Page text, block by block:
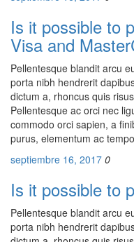
Is it possible to
Visa and
Pellentesque blandit arcu
porta nibh hendrerit
dictum a, rhoncus quis
Pellentesque ac orci nec
commodo orci sapien, a
purus, elementum ac
septiembre 16, 2017 0
Is it possible to
Pellentesque blandit arcu
porta nibh hendrerit